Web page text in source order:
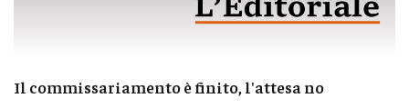
Il commissariamento è finito, l'attesa no